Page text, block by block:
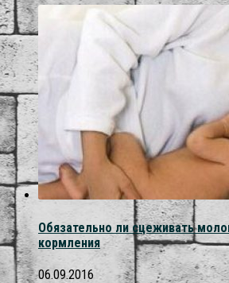
Обязательно ли сцеживать
кормления
06.09.2016